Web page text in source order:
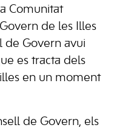
Comunitat
de les Illes
de Govern avui
es tracta dels
en un moment
de Govern, els